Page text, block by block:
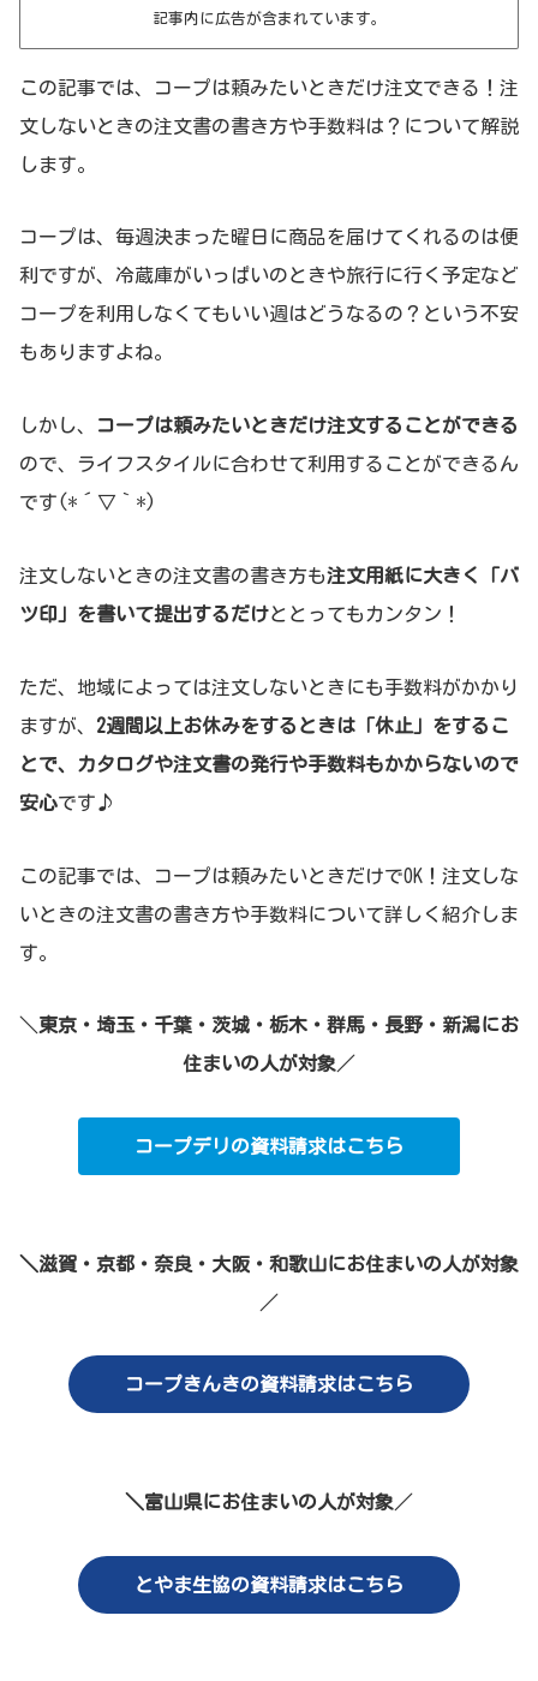
記事内に広告が含まれています。
この記事では、コープは頼みたいときだけ注文できる！注
文しないときの注文書の書き方や手数料は？について解説
します。
コープは、毎週決まった曜日に商品を届けてくれるのは便
利ですが、冷蔵庫がいっぱいのときや旅行に行く予定など
コープを利用しなくてもいい週はどうなるの？という不安
もありますよね。
しかし、
コープは頼みたいときだけ注文することができる
ので、ライフスタイルに合わせて利用することができるん
です(*´▽｀*)
注文しないときの注文書の書き方も注文用紙に大きく「バ
ツ印」を書いて提出するだけととってもカンタン！
ただ、地域によっては注文しないときにも手数料がかかり
ますが、 2週間以上お休みをするときは「休止」をするこ
とで、カタログや注文書の発行や手数料もかからないので
安心です♪
この記事では、コープは頼みたいときだけでOK！注文しな
いときの注文書の書き方や手数料について詳しく紹介しま
す。
＼東京・埼玉・千葉・茨城・栃木・群馬・長野・新潟にお
住まいの人が対象／
コープデリの資料請求はこちら
＼滋賀・京都・奈良・大阪・和歌山にお住まいの人が対象
／
コープきんきの資料請求はこちら
＼富山県にお住まいの人が対象 ／
とやま生協の資料請求はこちら